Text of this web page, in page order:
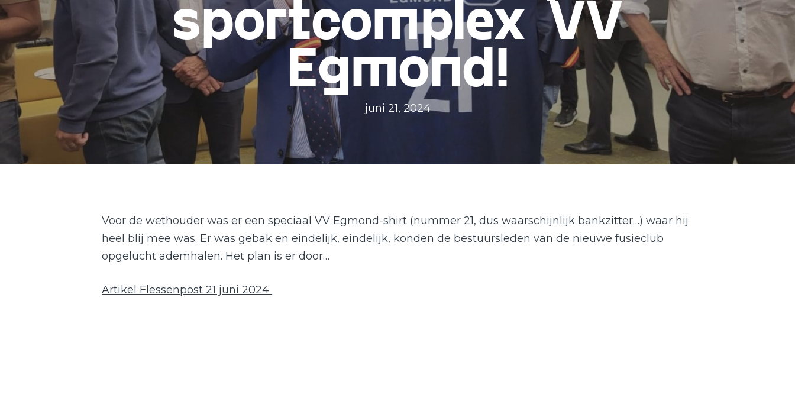
sportcomplex VV
Egmond!
juni 21, 2024
Voor de wethouder was er een speciaal VV Egmond-shirt (nummer 21, dus waarschijnlijk bankzitter…) waar hij
heel blij mee was. Er was gebak en eindelijk, eindelijk, konden de bestuursleden van de nieuwe fusieclub
opgelucht ademhalen. Het plan is er door…
Artikel Flessenpost 21 juni 2024